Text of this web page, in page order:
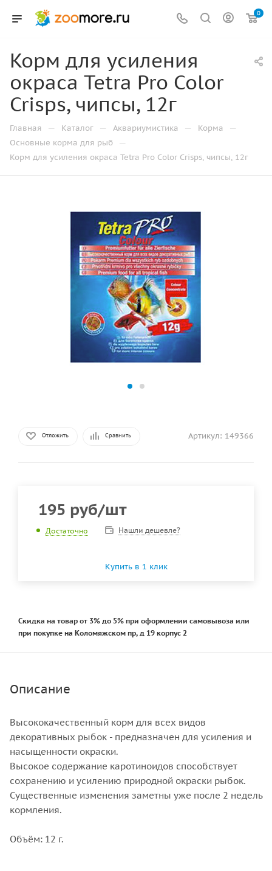
0
Корм для усиления
окраса Tetra Pro Color
Crisps, чипсы, 12г
Главная — Каталог — Аквариумистика — Корма —
Основные корма для рыб —
Корм для усиления окраса Tetra Pro Color Crisps, чипсы, 12г
Отложить Сравнить Артикул: 149366
195 руб/шт
Достаточно Нашли дешевле?
Купить в 1 клик
Скидка на товар от 3% до 5% при оформлении самовывоза или
при покупке на Коломяжском пр, д 19 корпус 2
Описание
Высококачественный корм для всех видов
декоративных рыбок - предназначен для усиления и
насыщенности окраски.
Высокое содержание каротиноидов способствует
сохранению и усилению природной окраски рыбок.
Существенные изменения заметны уже после 2 недель
кормления.
Объём: 12 г.